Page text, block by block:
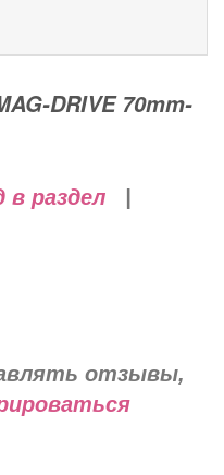
DRIVE 70mm-
в раздел
отзывы,